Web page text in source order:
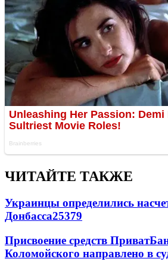
ЧИТАЙТЕ ТАКЖЕ
Украинцы определились
Донбасса25379
Присвоение средств
Коломойского направлено в